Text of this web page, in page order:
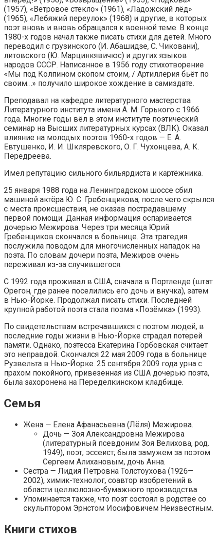
(1957), «Ветровое стекло» (1961), «Ладожский лёд»
(1965), «Лебяжий переулок» (1968) и другие, в которых
поэт вновь и вновь обращался к военной теме. В конце
1980-х годов начал также писать стихи для детей. Много
переводил с грузинского (И. Абашидзе, С. Чиковани),
литовского (Ю. Марцинкявичюс) и других языков
народов СССР. Написанное в 1956 году стихотворение
«Мы под Колпином скопом стоим, / Артиллерия бьёт по
своим…» получило широкое хождение в самиздате.
Преподавал на кафедре литературного мастерства
Литературного института имени А. М. Горького с 1966
года. Многие годы вёл в этом институте поэтический
семинар на Высших литературных курсах (ВЛК). Оказал
влияние на молодых поэтов 1960-х годов — Е. А.
Евтушенко, И. И. Шкляревского, О. Г. Чухонцева, А. К.
Передреева.
Имел репутацию сильного бильярдиста и картёжника.
25 января 1988 года на Ленинградском шоссе сбил
машиной актёра Ю. С. Гребенщикова, после чего скрылся
с места происшествия, не оказав пострадавшему
первой помощи. Данная информация оспаривается
дочерью Межирова. Через три месяца Юрий
Гребенщиков скончался в больнице. Эта трагедия
послужила поводом для многочисленных нападок на
поэта. По словам дочери поэта, Межиров очень
переживал из-за случившегося.
С 1992 года проживал в США, сначала в Портленде (штат
Орегон, где ранее поселились его дочь и внучка), затем
в Нью-Йорке. Продолжал писать стихи. Последней
крупной работой поэта стала поэма «Позёмка» (1993).
По свидетельствам встречавшихся с поэтом людей, в
последние годы жизни в Нью-Йорке страдал потерей
памяти. Однако, поэтесса Екатерина Горбовская считает
это неправдой. Скончался 22 мая 2009 года в больницe
Рузвельта в Нью-Йорке. 25 сентября 2009 года урна с
прахом покойного, привезённая из США дочерью поэта,
была захоронена на Переделкинском кладбище.
Семья
Жена — Елена Афанасьевна (Лёля) Межирова.
Дочь — Зоя Александровна Межирова
(литературный псевдоним Зоя Велихова, род.
1949), поэт, эссеист; была замужем за поэтом
Сергеем Алихановым, дочь Анна.
Сестра — Лидия Петровна Толстоухова (1926—
2002), химик-технолог, соавтор изобретений в
области целлюлозно-бумажного производства.
Упоминается также, что поэт состоял в родстве со
скульптором Эрнстом Иосифовичем Неизвестным.
Книги стихов